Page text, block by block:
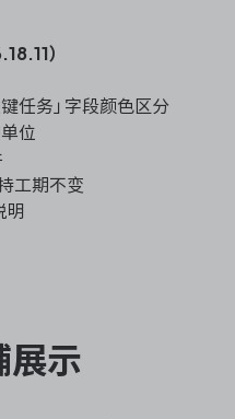
）
任务」字段颜色区分
位
工期不变
明
展示